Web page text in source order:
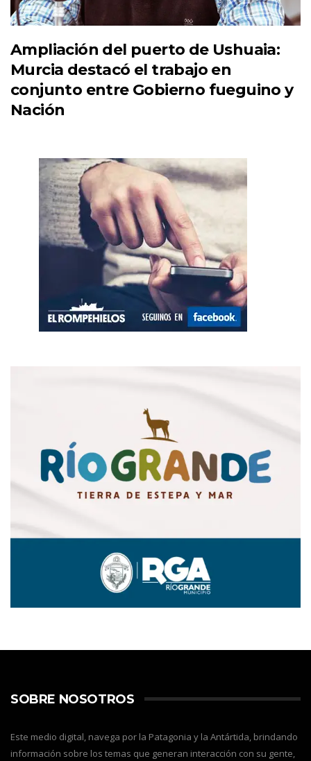
Ampliación del puerto de Ushuaia:
Murcia destacó el trabajo en
conjunto entre Gobierno fueguino y
Nación
SOBRE NOSOTROS
Este medio digital, navega por la Patagonia y la Antártida, brindando
información sobre los temas que generan interacción con su gente,